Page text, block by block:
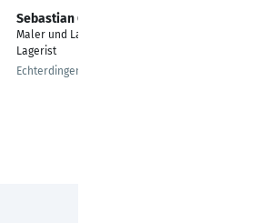
Sebastian Giese
Maler und Lackierer,
Lagerist
Echterdingen